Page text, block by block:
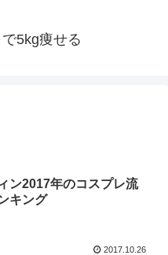
5kg痩せる
ン2017年のコスプレ流
キング
2017.10.26